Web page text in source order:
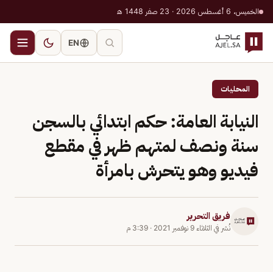
الخميس، 6 أغسطس 2026 · 23 صفر 1448 هـ
EN
المحليات
النيابة العامة: حكم ابتدائي بالسجن
سنة ونصف لمتهم ظهر في مقطع
فيديو وهو يتحرش بامرأة
فريق التحرير
نُشر في الثلاثاء 9 نوفمبر 2021 · 3:39 م